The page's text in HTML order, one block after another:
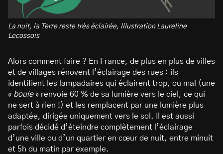
La nuit, la Terre reste très éclairée, Illustration Laureline
Lecossois
Alors comment faire ? En France, de plus en plus de villes
et de villages rénovent l’éclairage des rues : ils
identifient les lampadaires qui éclairent trop, ou mal (une
« boule» renvoie 60 % de sa lumière vers le ciel, ce qui
ne sert à rien !) et les remplacent par une lumière plus
adaptée, dirigée uniquement vers le sol. Il est aussi
parfois décidé d’éteindre complètement l’éclairage
d’une ville ou d’un quartier en cœur de nuit, entre minuit
et 5h du matin par exemple.